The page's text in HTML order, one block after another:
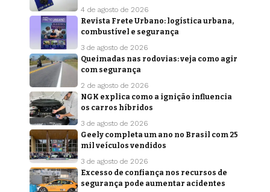
4 de agosto de 2026
Revista Frete Urbano: logística urbana,
combustível e segurança
3 de agosto de 2026
Queimadas nas rodovias: veja como agir
com segurança
2 de agosto de 2026
NGK explica como a ignição influencia
os carros híbridos
3 de agosto de 2026
Geely completa um ano no Brasil com 25
mil veículos vendidos
3 de agosto de 2026
Excesso de confiança nos recursos de
segurança pode aumentar acidentes